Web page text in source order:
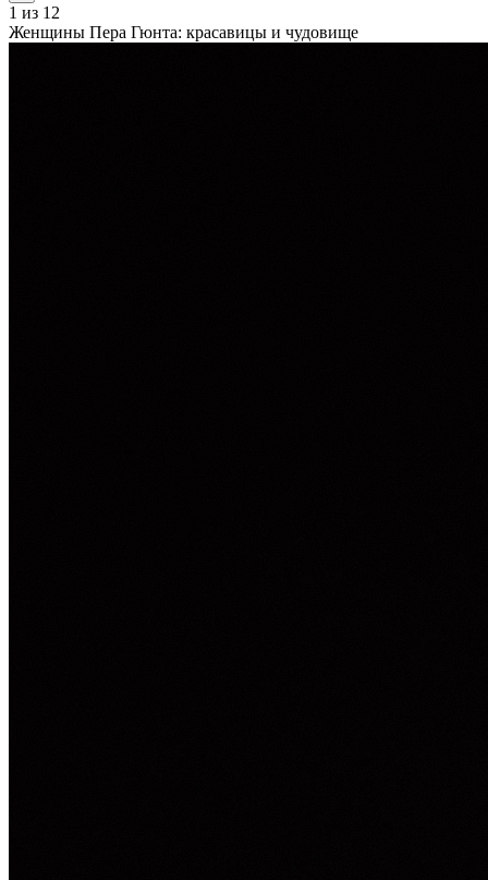
1 из 12
Женщины Пера Гюнта: красавицы и чудовище